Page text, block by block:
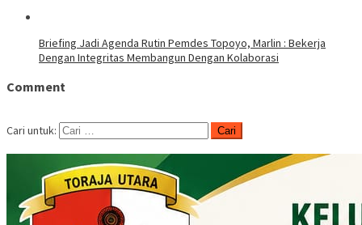
Briefing Jadi Agenda Rutin Pemdes Topoyo, Marlin : Bekerja
Dengan Integritas Membangun Dengan Kolaborasi
Comment
Cari untuk: